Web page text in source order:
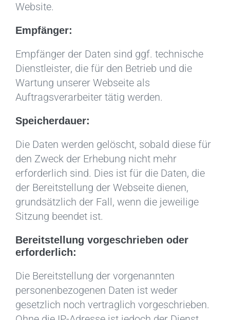
Website.
Empfänger:
Empfänger der Daten sind ggf. technische
Dienstleister, die für den Betrieb und die
Wartung unserer Webseite als
Auftragsverarbeiter tätig werden.
Speicherdauer:
Die Daten werden gelöscht, sobald diese für
den Zweck der Erhebung nicht mehr
erforderlich sind. Dies ist für die Daten, die
der Bereitstellung der Webseite dienen,
grundsätzlich der Fall, wenn die jeweilige
Sitzung beendet ist.
Bereitstellung vorgeschrieben oder
erforderlich:
Die Bereitstellung der vorgenannten
personenbezogenen Daten ist weder
gesetzlich noch vertraglich vorgeschrieben.